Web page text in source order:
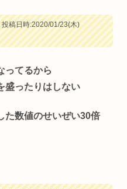
投稿日時:2020/01/23(木)
ってるから
盛ったりはしない
た数値のせいぜい30倍